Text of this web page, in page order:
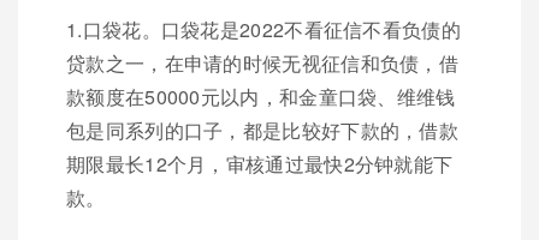
1.口袋花。口袋花是2022不看征信不看负债的
贷款之一，在申请的时候无视征信和负债，借
款额度在50000元以内，和金童口袋、维维钱
包是同系列的口子，都是比较好下款的，借款
期限最长12个月，审核通过最快2分钟就能下
款。